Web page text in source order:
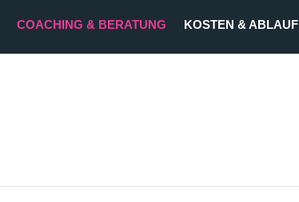
COACHING & BERATUNG KOSTEN & ABLAUF